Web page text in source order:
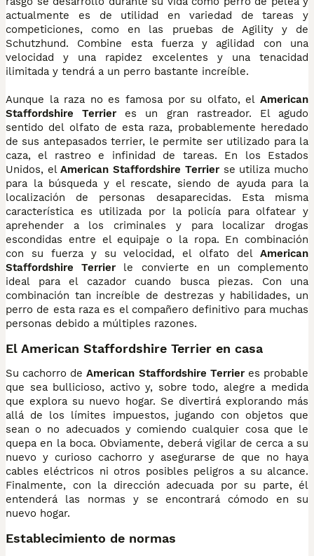
actualmente es de utilidad en variedad de tareas y
competiciones, como en las pruebas de Agility y de
Schutzhund. Combine esta fuerza y agilidad con una
velocidad y una rapidez excelentes y una tenacidad
ilimitada y tendrá a un perro bastante increíble.
Aunque la raza no es famosa por su olfato, el American
Staffordshire Terrier es un gran rastreador. El agudo
sentido del olfato de esta raza, probablemente heredado
de sus antepasados terrier, le permite ser utilizado para la
caza, el rastreo e infinidad de tareas. En los Estados
Unidos, elAmerican Staffordshire Terrierse utiliza mucho
para la búsqueda y el rescate, siendo de ayuda para la
localización de personas desaparecidas. Esta misma
característica es utilizada por la policía para olfatear y
aprehender a los criminales y para localizar drogas
escondidas entre el equipaje o la ropa. En combinación
con su fuerza y su velocidad, el olfato del American
Staffordshire Terrier le convierte en un complemento
ideal para el cazador cuando busca piezas. Con una
combinación tan increíble de destrezas y habilidades, un
perro de esta raza es el compañero definitivo para muchas
personas debido a múltiples razones.
El American Staffordshire Terrier en casa
Su cachorro deAmerican Staffordshire Terrieres probable
que sea bullicioso, activo y, sobre todo, alegre a medida
que explora su nuevo hogar. Se divertirá explorando más
allá de los límites impuestos, jugando con objetos que
sean o no adecuados y comiendo cualquier cosa que le
quepa en la boca. Obviamente, deberá vigilar de cerca a su
nuevo y curioso cachorro y asegurarse de que no haya
cables eléctricos ni otros posibles peligros a su alcance.
Finalmente, con la dirección adecuada por su parte, él
entenderá las normas y se encontrará cómodo en su
nuevo hogar.
Establecimiento de normas